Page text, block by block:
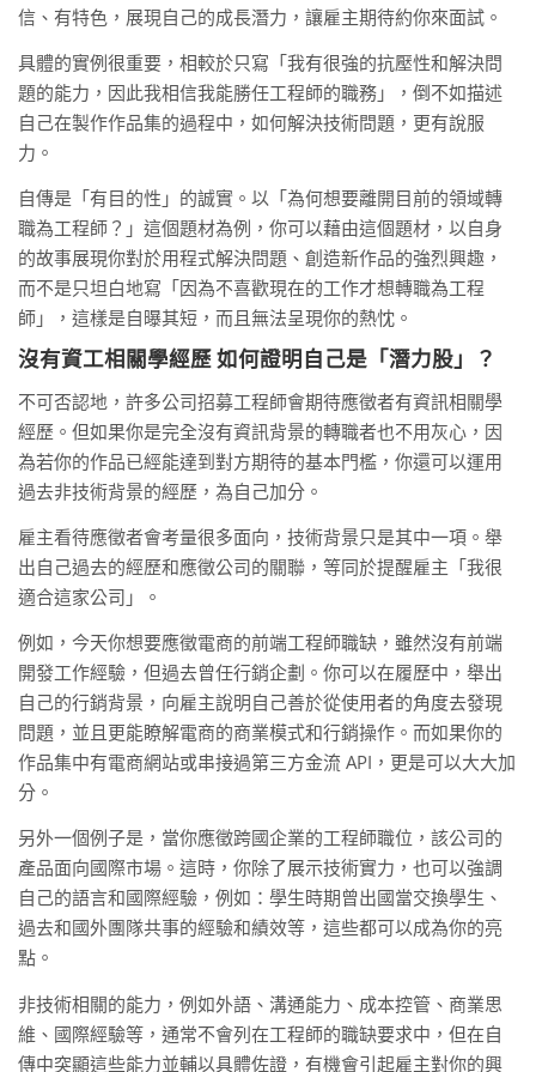
信、有特色，展現自己的成長潛力，讓雇主期待約你來面試。
具體的實例很重要，相較於只寫「我有很強的抗壓性和解決問
題的能力，因此我相信我能勝任工程師的職務」，倒不如描述
自己在製作作品集的過程中，如何解決技術問題，更有說服
力。
自傳是「有目的性」的誠實。以「為何想要離開目前的領域轉
職為工程師？」這個題材為例，你可以藉由這個題材，以自身
的故事展現你對於用程式解決問題、創造新作品的強烈興趣，
而不是只坦白地寫「因為不喜歡現在的工作才想轉職為工程
師」，這樣是自曝其短，而且無法呈現你的熱忱。
沒有資工相關學經歷 如何證明自己是「潛力股」？
不可否認地，許多公司招募工程師會期待應徵者有資訊相關學
經歷。但如果你是完全沒有資訊背景的轉職者也不用灰心，因
為若你的作品已經能達到對方期待的基本門檻，你還可以運用
過去非技術背景的經歷，為自己加分。
雇主看待應徵者會考量很多面向，技術背景只是其中一項。舉
出自己過去的經歷和應徵公司的關聯，等同於提醒雇主「我很
適合這家公司」。
例如，今天你想要應徵電商的前端工程師職缺，雖然沒有前端
開發工作經驗，但過去曾任行銷企劃。你可以在履歷中，舉出
自己的行銷背景，向雇主說明自己善於從使用者的角度去發現
問題，並且更能瞭解電商的商業模式和行銷操作。而如果你的
作品集中有電商網站或串接過第三方金流 API，更是可以大大加
分。
另外一個例子是，當你應徵跨國企業的工程師職位，該公司的
產品面向國際市場。這時，你除了展示技術實力，也可以強調
自己的語言和國際經驗，例如：學生時期曾出國當交換學生、
過去和國外團隊共事的經驗和績效等，這些都可以成為你的亮
點。
非技術相關的能力，例如外語、溝通能力、成本控管、商業思
維、國際經驗等，通常不會列在工程師的職缺要求中，但在自
傳中突顯這些能力並輔以具體佐證，有機會引起雇主對你的興